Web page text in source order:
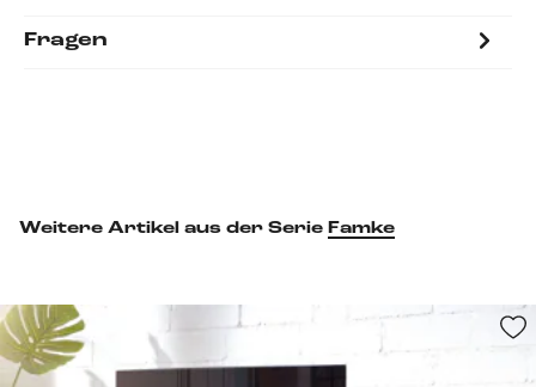
Fragen
Weitere Artikel aus der Serie Famke